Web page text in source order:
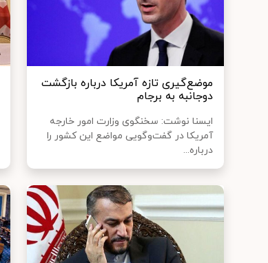
موضع‌گیری تازه آمریکا درباره بازگشت
دوجانبه به برجام
ایسنا نوشت: سخنگوی وزارت امور خارجه
آمریکا در گفت‌وگویی مواضع این کشور را
درباره...